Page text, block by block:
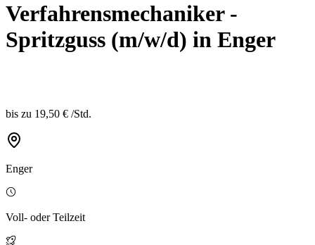
Verfahrensmechaniker -
Spritzguss (m/w/d) in Enger
bis zu 19,50 € /Std.
Enger
Voll- oder Teilzeit